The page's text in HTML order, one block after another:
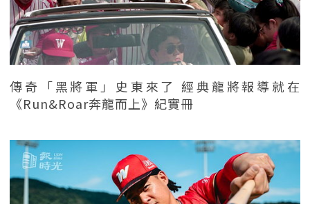
傳奇「黑將軍」史東來了 經典龍將報導就在
《Run&Roar奔龍而上》紀實冊